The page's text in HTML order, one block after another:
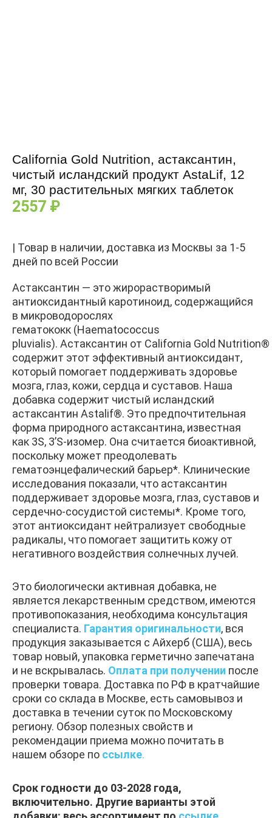
California Gold Nutrition, астаксантин,
чистый исландский продукт AstaLif, 12
мг, 30 растительных мягких таблеток
2557 ₽
| Товар в наличии, доставка из Москвы за 1-5
дней по всей России
Астаксантин — это жирорастворимый
антиоксидантный каротиноид, содержащийся
в микроводорослях
гематококк (Haematococcus
pluvialis). Астаксантин от California Gold Nutrition®
содержит этот эффективный антиоксидант,
который помогает поддерживать здоровье
мозга, глаз, кожи, сердца и суставов. Наша
добавка содержит чистый исландский
астаксантин Astalif®. Это предпочтительная
форма природного астаксантина, известная
как 3S, 3’S-изомер. Она считается биоактивной,
поскольку может преодолевать
гематоэнцефалический барьер*. Клинические
исследования показали, что астаксантин
поддерживает здоровье мозга, глаз, суставов и
сердечно-сосудистой системы*. Кроме того,
этот антиоксидант нейтрализует свободные
радикалы, что помогает защитить кожу от
негативного воздействия солнечных лучей.
Это биологически активная добавка, не
является лекарственным средством, имеются
противопоказания, необходима консультация
специалиста. Гарантия оригинальности, вся
продукция заказывается с Айхерб (США), весь
товар новый, упаковка герметично запечатана
и не вскрывалась. Оплата при получении после
проверки товара. Доставка по РФ в кратчайшие
сроки со склада в Москве, есть самовывоз и
доставка в течении суток по Московскому
региону. Обзор полезных свойств и
рекомендации приема можно почитать в
нашем обзоре по ссылке.
Срок годности до 03-2028 года,
включительно. Другие варианты этой